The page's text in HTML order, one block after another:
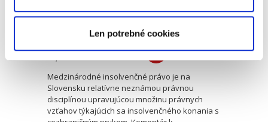
Len potrebné cookies
89,00 € s DPH
84,76 €bez DPH
Medzinárodné insolvenčné právo je na
Slovensku relatívne neznámou právnou
disciplínou upravujúcou množinu právnych
vzťahov týkajúcich sa insolvenčného konania s